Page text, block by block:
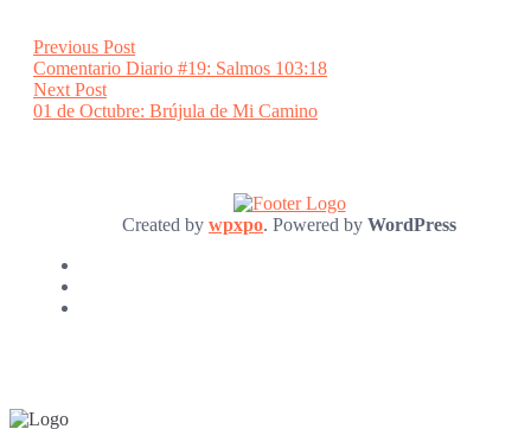
Post
navigation
Previous PostPrevious
post:
Comentario Diario #19: Salmos 103:18
Next PostNext
post:
01 de Octubre: Brújula de Mi Camino
Created by wpxpo. Powered by WordPress